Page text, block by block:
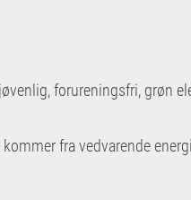
forureningsfri, grøn
fra vedvarende